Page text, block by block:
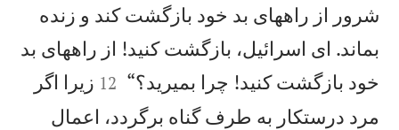
شرور از راههای بد خود بازگشت كند و زنده
بماند. ای اسرائيل، بازگشت كنيد! از راههای بد
خود بازگشت كنيد! چرا بميريد؟“ 

12 زيرا اگر
مرد درستكار به طرف گناه برگردد، اعمال